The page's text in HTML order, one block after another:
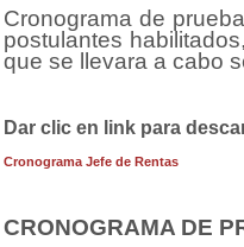
Cronograma de
postulantes
que se llevara a cabo
Dar clic en link para
Cronograma Jefe de Rentas
CRONOGRAMA DE